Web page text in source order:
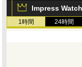
Impress
1時間 24時間